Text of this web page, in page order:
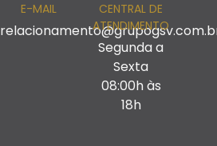
E-MAIL
CENTRAL DE
ATENDIMENTO
Segunda a
Sexta
08:00h às
18h